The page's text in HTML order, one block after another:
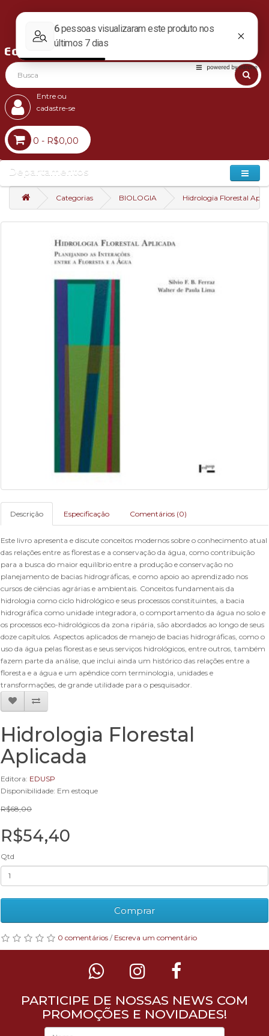
Entre ou
cadastre-se
0 - R$0,00
Departamentos
Categorias BIOLOGIA Hidrologia Florestal
Descrição Especificação Comentários (0)
Este livro apresenta e discute conceitos modernos sobre o conhecimento atual
das relações entre as florestas e a conservação da água, como contribuição
para a busca do maior equilíbrio entre a produção e conservação no
planejamento de bacias hidrográficas, e como apoio ao aprendizado nos
cursos de ciências agrárias e ambientais. Conceitos fundamentais da
hidrologia como ciclo hidrológico e seus processos constituintes, a bacia
hidrográfica como unidade integradora, o comportamento da água no solo e
os processos eco-hidrológicos da zona ripária, são abordados ao longo de seus
doze capítulos. Aspectos aplicados de manejo de bacias hidrográficas, como o
uso da água pelas florestas e seus serviços hidrológicos, entre outros, também
fazem parte da análise, que inclui ainda um histórico das relações entre a
floresta e a água e um apêndice com terminologia, unidades e
transformações, de grande utilidade para o pesquisador.
Hidrologia Florestal
Aplicada
Editora: EDUSP
Disponibilidade: Em estoque
R$68,00
R$54,40
Qtd
Comprar
0 comentários / Escreva um comentário
PARTICIPE DE NOSSAS NEWS COM
PROMOÇÕES E NOVIDADES!